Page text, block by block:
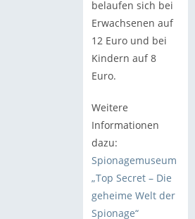
belaufen sich bei
Erwachsenen auf
12 Euro und bei
Kindern auf 8
Euro.
Weitere
Informationen
dazu:
Spionagemuseum
„Top Secret – Die
geheime Welt der
Spionage“